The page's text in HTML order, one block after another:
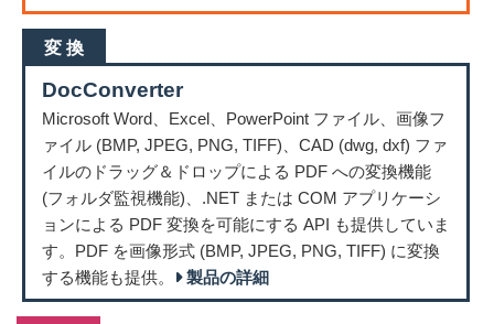
2020/6/23
2020/6/15
ActivePDF Reader Plus4.6.0 リリース
2020/6/15
ActivePDF WebGrabber 8.1.3
ActivePDF Toolkit 10.2.0
リリース
ActivePDF DocSpace オンライン (無料)リリース
2020/2/10
ActivePDF Reader Plus 4.5.1 リリース
2020/1/17
ActivePDF DocSpaceリリース
2019/12/5
ActivePDF Toolkit 10.1.0 リリース
2019/10/5
ActivePDF Reader Plus 4.4.0 リリース
2019/9/6
変 換
DocConverter
Microsoft Word、Excel、PowerPoint ファイル、画像フ
ァイル (BMP, JPEG, PNG, TIFF)、CAD (dwg, dxf) ファ
イルのドラッグ＆ドロップによる PDF への変換機能
(フォルダ監視機能)、.NET または COM アプリケーシ
ョンによる PDF 変換を可能にする API も提供していま
す。PDF を画像形式 (BMP, JPEG, PNG, TIFF) に変換
する機能も提供。
製品の詳細